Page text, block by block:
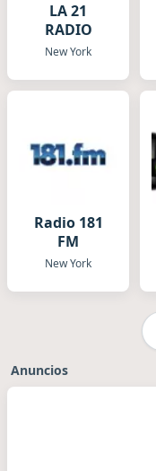
LA 21
RADIO
New York
Radio 181
FM
New York
Anuncios